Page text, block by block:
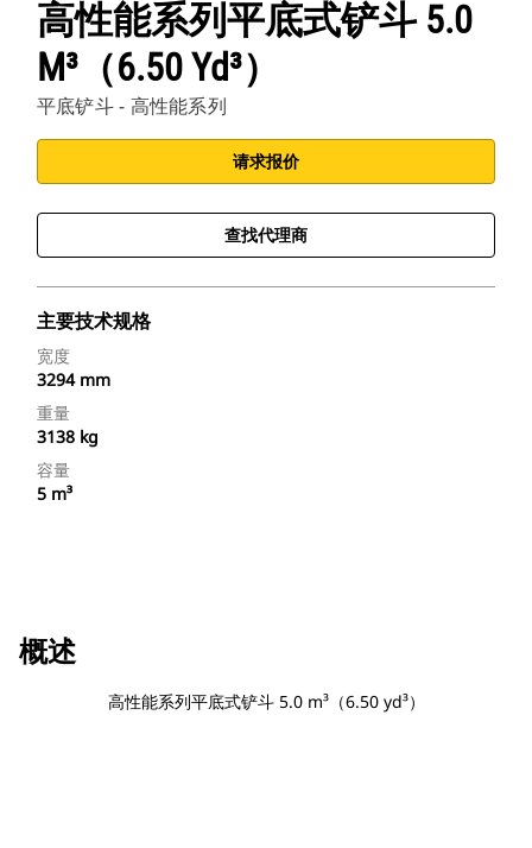
高性能系列平底式铲斗 5.0
M³（6.50 Yd³）
平底铲斗 - 高性能系列
请求报价
查找代理商
主要技术规格
宽度
3294 mm
重量
3138 kg
容量
5 m³
概述
高性能系列平底式铲斗 5.0 m³（6.50 yd³）